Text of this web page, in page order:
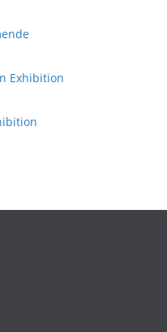
Exhibition